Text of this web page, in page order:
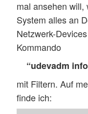
mal ansehen will,
System alles an
Netzwerk-
Kommando
“udevadm
mit Filtern. Auf
finde ich: